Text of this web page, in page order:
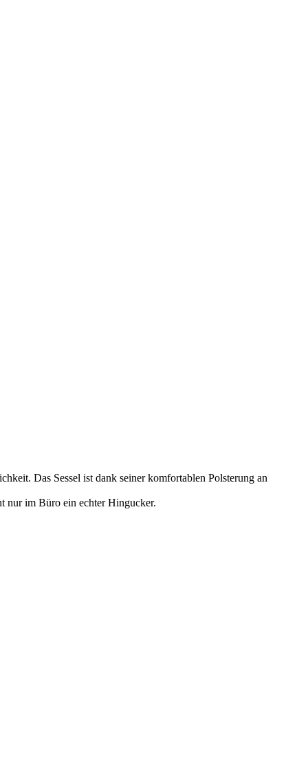
Das Sessel ist dank seiner komfortablen Polsterung an
nur im Büro ein echter Hingucker.